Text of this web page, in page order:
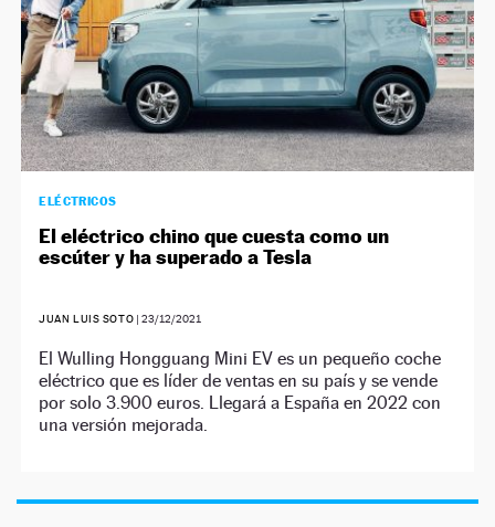
ELÉCTRICOS
El eléctrico chino que cuesta como un
escúter y ha superado a Tesla
JUAN LUIS SOTO |23/12/2021
El Wulling Hongguang Mini EV es un pequeño coche
eléctrico que es líder de ventas en su país y se vende
por solo 3.900 euros. Llegará a España en 2022 con
una versión mejorada.